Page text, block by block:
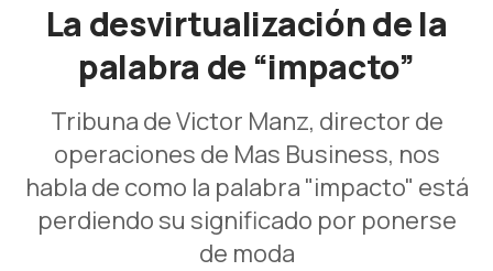
La desvirtualización de la
palabra de “impacto”
Tribuna de Victor Manz, director de
operaciones de Mas Business, nos
habla de como la palabra "impacto" está
perdiendo su significado por ponerse
de moda